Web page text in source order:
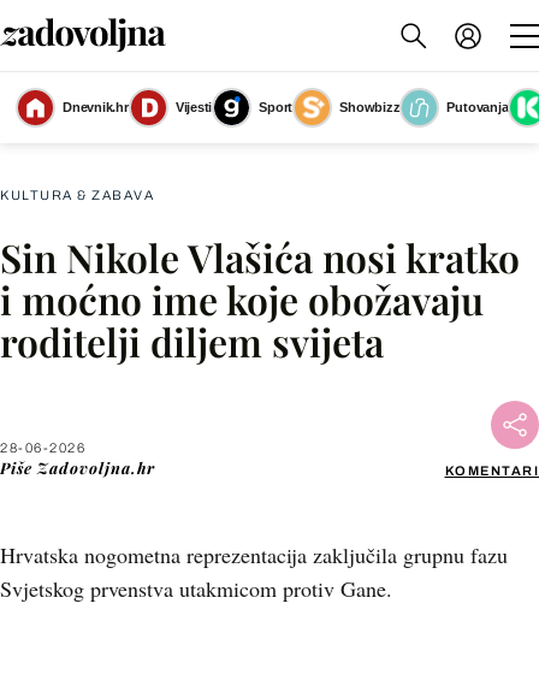
Dnevnik.hr Vijesti Sport Showbizz
Putovanja
Nikola Vlašić zabio je gol za pobjedu protiv Gane
(Foto: Igor Kralj/Pixsell)
KULTURA & ZABAVA
Sin Nikole Vlašića nosi kratko
i moćno ime koje obožavaju
roditelji diljem svijeta
28-06-2026
Piše Zadovoljna.hr KOMENTARI
Hrvatska nogometna reprezentacija zaključila grupnu fazu
Svjetskog prvenstva utakmicom protiv Gane.
Facebook
X